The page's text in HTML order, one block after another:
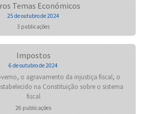
Temas Económicos
25 de outubro de 2024
3 publicações
Impostos
6 de outubro de 2024
o agravamento da injustiça fiscal, o
na Constituição sobre o sistema
fiscal
26 publicações